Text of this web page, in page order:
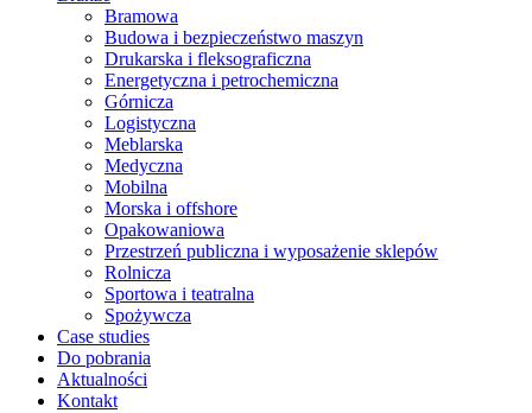
Bramowa
Budowa i bezpieczeństwo maszyn
Drukarska i fleksograficzna
Energetyczna i petrochemiczna
Górnicza
Logistyczna
Meblarska
Medyczna
Mobilna
Morska i offshore
Opakowaniowa
Przestrzeń publiczna i wyposażenie sklepów
Rolnicza
Sportowa i teatralna
Spożywcza
Case studies
Do pobrania
Aktualności
Kontakt